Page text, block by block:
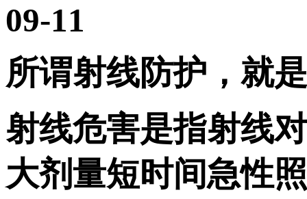
09-11
所谓射线防护，就
射线危害是指射线
大剂量短时间急性